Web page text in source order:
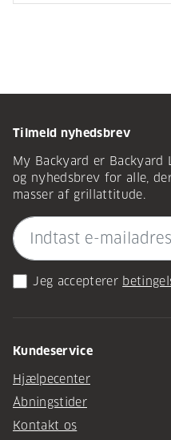
Tilmeld nyhedsbrev
My Backyard er Backyard
og nyhedsbrev for alle,
masser af grillattitude.
Jeg accepterer
Kundeservice
Hjælpecenter
Åbningstider
Kontakt os